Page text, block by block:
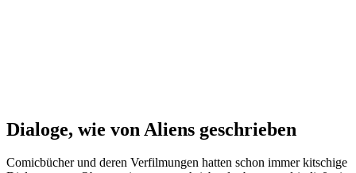
Dialoge, wie von Aliens geschrieben
Comicbücher und deren Verfilmungen hatten schon immer kitschige